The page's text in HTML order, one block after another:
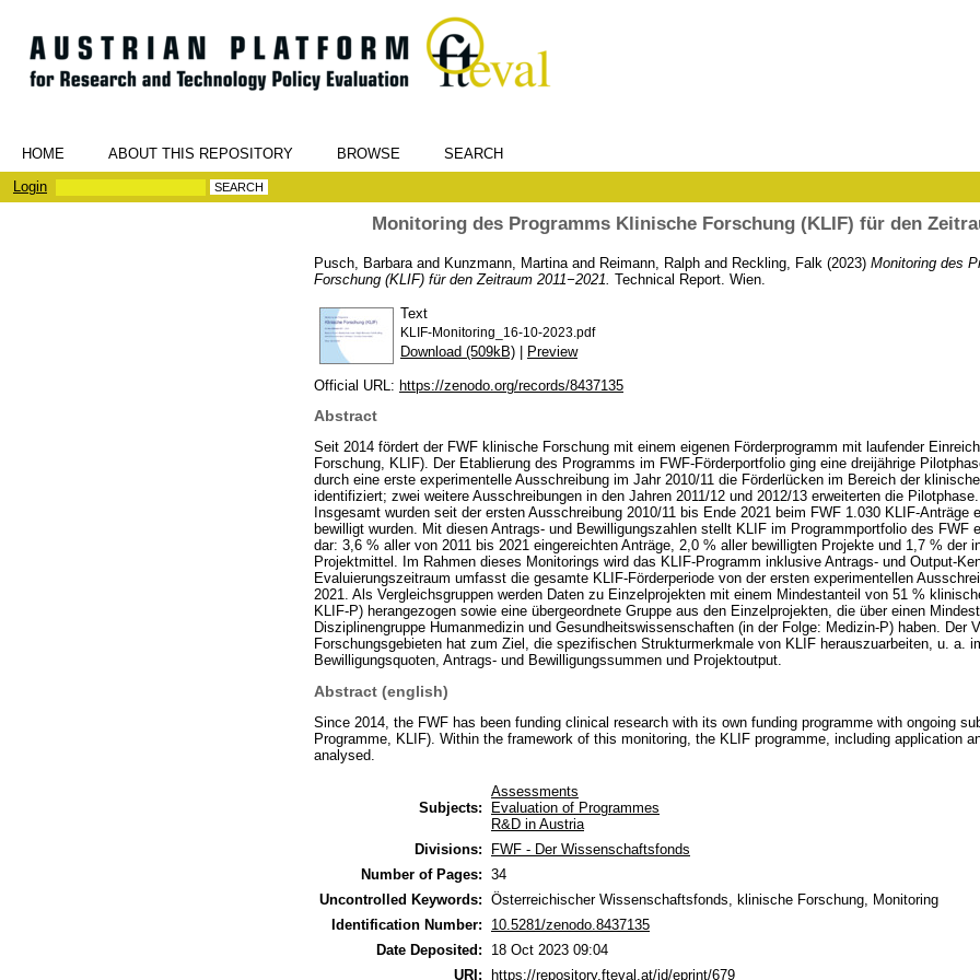
HOME ABOUT THIS REPOSITORY BROWSE
SEARCH
Login
Monitoring des Programms Klinische Forschung (KLIF) für den
Pusch, Barbara and Kunzmann, Martina and Reimann, Ralph and Reckling, Falk (2023) Monitoring des
Forschung (KLIF) für den Zeitraum 2011−2021. Technical Report. Wien.
Text
KLIF-Monitoring_16-10-2023.pdf
Download (509kB) | Preview
Official URL: https://zenodo.org/records/8437135
Abstract
Seit 2014 fördert der FWF klinische Forschung mit einem eigenen Förderprogramm mit laufender
Forschung, KLIF). Der Etablierung des Programms im FWF-Förderportfolio ging eine dreijährige
durch eine erste experimentelle Ausschreibung im Jahr 2010/11 die Förderlücken im Bereich der
identifiziert; zwei weitere Ausschreibungen in den Jahren 2011/12 und 2012/13 erweiterten die Pilotphase.
Insgesamt wurden seit der ersten Ausschreibung 2010/11 bis Ende 2021 beim FWF 1.030 KLIF-Anträge
bewilligt wurden. Mit diesen Antrags- und Bewilligungszahlen stellt KLIF im Programmportfolio des FWF
dar: 3,6 % aller von 2011 bis 2021 eingereichten Anträge, 2,0 % aller bewilligten Projekte und 1,7 % der
Projektmittel. Im Rahmen dieses Monitorings wird das KLIF-Programm inklusive Antrags- und Output-
Evaluierungszeitraum umfasst die gesamte KLIF-Förderperiode von der ersten experimentellen
2021. Als Vergleichsgruppen werden Daten zu Einzelprojekten mit einem Mindestanteil von 51 %
KLIF-P) herangezogen sowie eine übergeordnete Gruppe aus den Einzelprojekten, die über einen
Disziplinengruppe Humanmedizin und Gesundheitswissenschaften (in der Folge: Medizin-P) haben. Der
Forschungsgebieten hat zum Ziel, die spezifischen Strukturmerkmale von KLIF herauszuarbeiten, u. a.
Bewilligungsquoten, Antrags- und Bewilligungssummen und Projektoutput.
Abstract (english)
Since 2014, the FWF has been funding clinical research with its own funding programme with ongoing
Programme, KLIF). Within the framework of this monitoring, the KLIF programme, including application
analysed.
Subjects:
Assessments
Evaluation of Programmes
R&D in Austria
Divisions:
FWF - Der Wissenschaftsfonds
Number of Pages: 34
Uncontrolled Keywords: Österreichischer Wissenschaftsfonds, klinische Forschung, Monitoring
Identification Number:
10.5281/zenodo.8437135
Date Deposited:
18 Oct 2023 09:04
URI: https://repository.fteval.at/id/eprint/679